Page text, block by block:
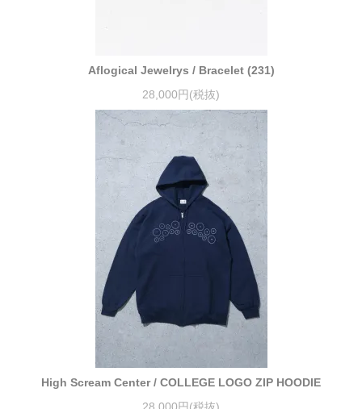
Aflogical Jewelrys / Bracelet (231)
28,000円(税抜)
High Scream Center / COLLEGE LOGO ZIP HOODIE
28,000円(税抜)